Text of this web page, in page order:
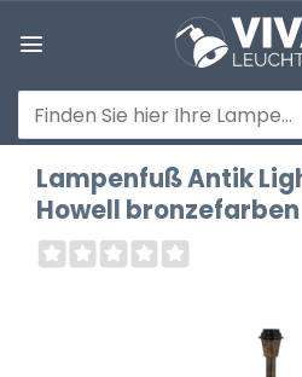
Inhalt
Suchen
nach:
Lampenfuß Antik
Howell bronzefarben